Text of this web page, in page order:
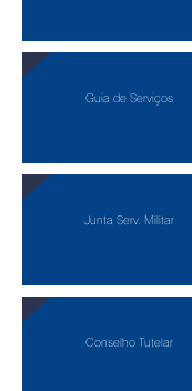
Guia de Serviços
Junta Serv. Militar
Conselho Tutelar